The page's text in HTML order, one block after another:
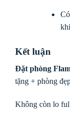
Kết luận
Đặt phòng
tặng + phòng
Không còn lo